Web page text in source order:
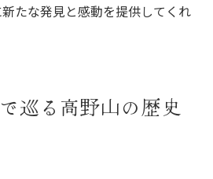
たな発見と感動を提供してくれ
巡る高野山の歴史